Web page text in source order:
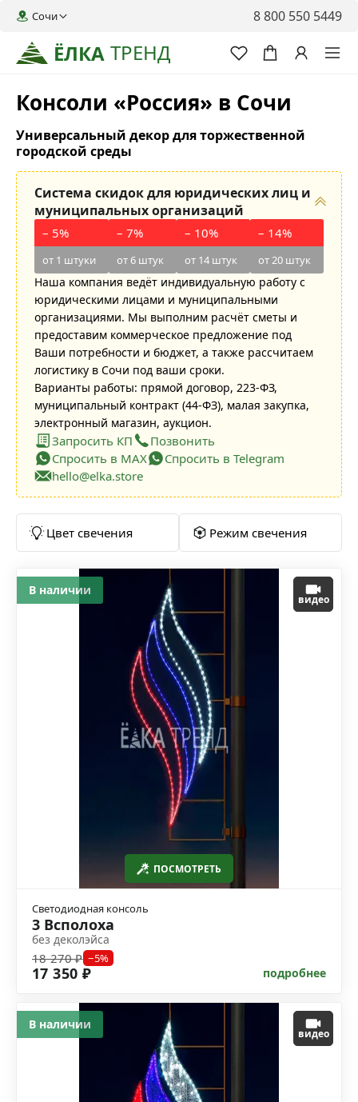
ЁЛКА ТРЕНД
Сочи 8 800 550 5449
Консоли «Россия» в Сочи
Универсальный декор для торжественной
городской среды
Система скидок для юридических лиц и
муниципальных организаций
– 5%
от 1 штуки
– 7%
от 6 штук
– 10%
от 14 штук
– 14%
от 20 штук
Наша компания ведёт индивидуальную работу с
юридическими лицами и муниципальными
организациями. Мы выполним расчёт сметы и
предоставим коммерческое предложение под
Ваши потребности и бюджет, а также рассчитаем
логистику в Сочи под ваши сроки.
Варианты работы: прямой договор, 223-ФЗ,
муниципальный контракт (44-ФЗ), малая закупка,
электронный магазин, аукцион.
Запросить КП
Позвонить
Спросить в MAX
Спросить в Telegram
hello@elka.store
Цвет свечения Режим свечения
ПОСМОТРЕТЬ
видео
Светодиодная консоль
3 Всполоха
без деколэйса
18 270 ₽ −5%
17 350 ₽ подробнее
В наличии
видео
В наличии